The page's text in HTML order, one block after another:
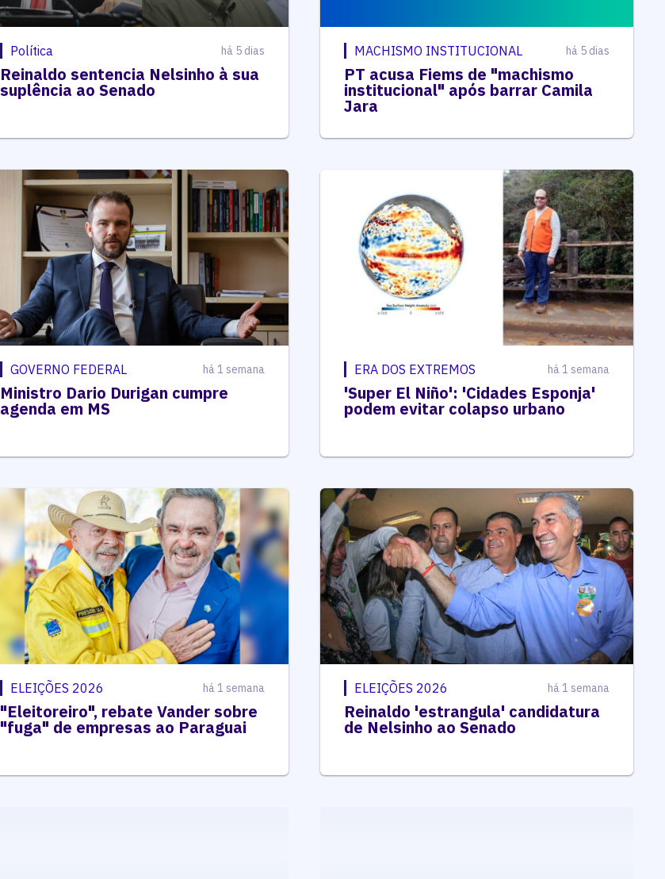
Política há 5 dias
Reinaldo sentencia Nelsinho à sua
suplência ao Senado
MACHISMO INSTITUCIONAL há 5 dias
PT acusa Fiems de "machismo
institucional" após barrar Camila
Jara
GOVERNO FEDERAL há 1 semana
Ministro Dario Durigan cumpre
agenda em MS
ERA DOS EXTREMOS há 1 semana
'Super El Niño': 'Cidades Esponja'
podem evitar colapso urbano
ELEIÇÕES 2026 há 1 semana
"Eleitoreiro", rebate Vander sobre
"fuga" de empresas ao Paraguai
ELEIÇÕES 2026 há 1 semana
Reinaldo 'estrangula' candidatura
de Nelsinho ao Senado